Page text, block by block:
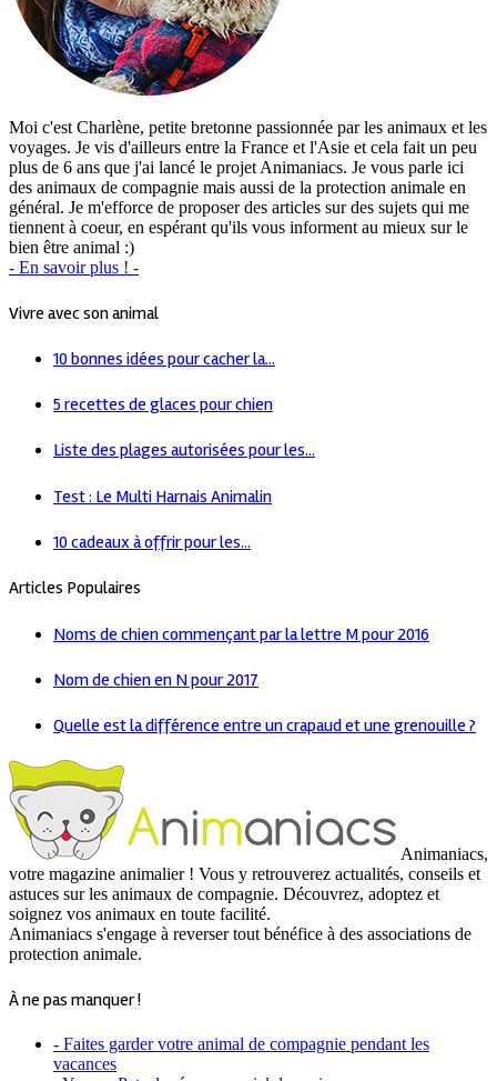
Moi c'est Charlène, petite bretonne passionnée par les animaux et les
voyages. Je vis d'ailleurs entre la France et l'Asie et cela fait un peu
plus de 6 ans que j'ai lancé le projet Animaniacs. Je vous parle ici
des animaux de compagnie mais aussi de la protection animale en
général. Je m'efforce de proposer des articles sur des sujets qui me
tiennent à coeur, en espérant qu'ils vous informent au mieux sur le
bien être animal :)
- En savoir plus ! -
Vivre avec son animal
10 bonnes idées pour cacher la...
5 recettes de glaces pour chien
Liste des plages autorisées pour les...
Test : Le Multi Harnais Animalin
10 cadeaux à offrir pour les...
Articles Populaires
Noms de chien commençant par la lettre M pour 2016
Nom de chien en N pour 2017
Quelle est la différence entre un crapaud et une grenouille ?
Animaniacs,
votre magazine animalier ! Vous y retrouverez actualités, conseils et
astuces sur les animaux de compagnie. Découvrez, adoptez et
soignez vos animaux en toute facilité.
Animaniacs s'engage à reverser tout bénéfice à des associations de
protection animale.
À ne pas manquer !
- Faites garder votre animal de compagnie pendant les
vacances